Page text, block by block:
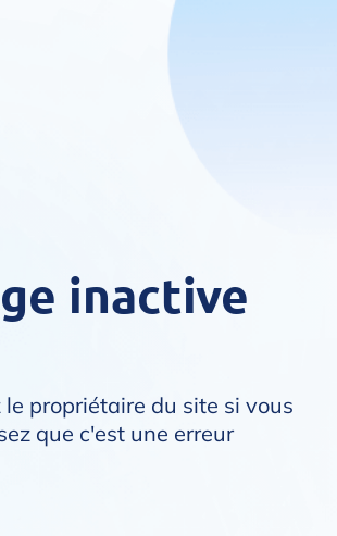
inactive
le propriétaire du site si vous
que c'est une erreur